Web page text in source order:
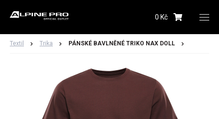
0 Kč
Textil Trika PÁNSKÉ BAVLNĚNÉ TRIKO NAX DOLL
Upozornění budeme zasílat na Vámi registrovanou
Hlídacího psa můžete kdykoliv zrušit ve svémprofilu